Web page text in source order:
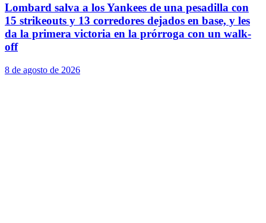
Lombard salva a los Yankees de una pesadilla con
15 strikeouts y 13 corredores dejados en base, y les
da la primera victoria en la prórroga con un walk-
off
8 de agosto de 2026